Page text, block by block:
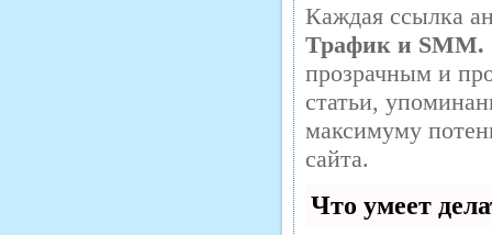
Каждая ссылка
Трафик и SMM.
прозрачным и
статьи,
максимуму
сайта.
Что умеет